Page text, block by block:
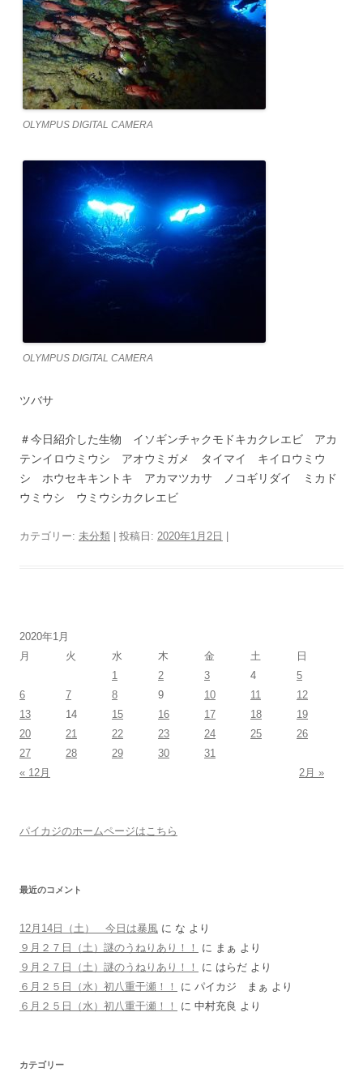
OLYMPUS DIGITAL CAMERA
OLYMPUS DIGITAL CAMERA
ツバサ
＃今日紹介した生物 イソギンチャクモドキカクレエビ アカ
テンイロウミウシ アオウミガメ タイマイ キイロウミウ
シ ホウセキキントキ アカマツカサ ノコギリダイ ミカド
ウミウシ ウミウシカクレエビ
カテゴリー: 未分類 | 投稿日: 2020年1月2日
2020年1月
月
火 水 木 金 土
日
1
2 3 4
5
6
7 8 9 10 11
12
13
14 15 16 17 18
19
20
21 22 23 24 25
26
27
28 29 30
31
« 12月
2月 »
パイカジのホームページはこちら
最近のコメント
12月14日（土） 今日は暴風 に な より
９月２７日（土）謎のうねりあり！！
に まぁ より
９月２７日（土）謎のうねりあり！！
に はらだ より
６月２５日（水）初八重干瀬！！
に パイカジ まぁ より
６月２５日（水）初八重干瀬！！
に 中村充良 より
カテゴリー